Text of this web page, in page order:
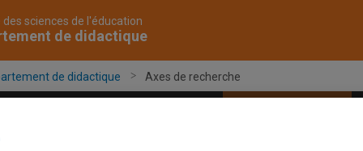
des sciences de l'éducation
de didactique
de didactique Axes de recherche